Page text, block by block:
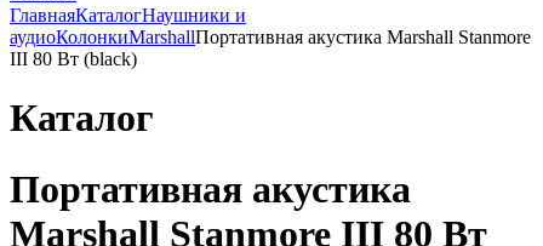
ГлавнаяКаталогНаушники и
аудиоКолонкиMarshallПортативная акустика Marshall Stanmore
III 80 Вт (black)
Каталог
Портативная акустика
Marshall Stanmore III 80 Вт